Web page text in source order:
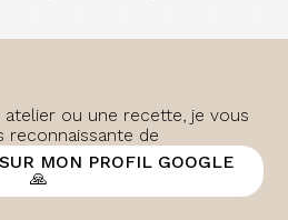
atelier ou une recette, je vous
reconnaissante de
MON PROFIL GOOGLE
🙏